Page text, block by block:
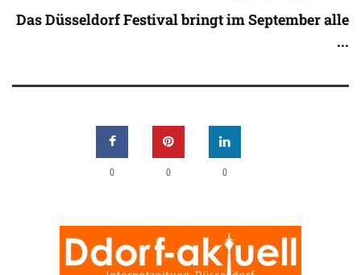
Das Düsseldorf Festival bringt im September alle
...
0 0 0